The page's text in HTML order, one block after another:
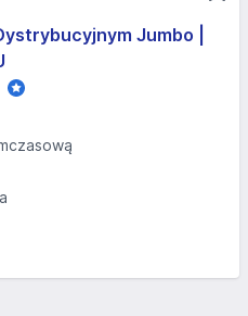
Jumbo |